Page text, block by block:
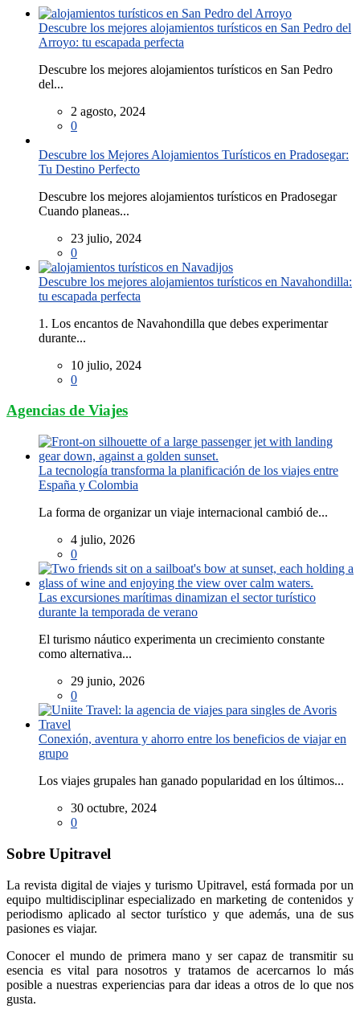
Descubre los mejores alojamientos turísticos en San Pedro del
Arroyo: tu escapada perfecta
Descubre los mejores alojamientos turísticos en San Pedro
del...
2 agosto, 2024
0
Descubre los Mejores Alojamientos Turísticos en Pradosegar:
Tu Destino Perfecto
Descubre los mejores alojamientos turísticos en Pradosegar
Cuando planeas...
23 julio, 2024
0
Descubre los mejores alojamientos turísticos en Navahondilla:
tu escapada perfecta
1. Los encantos de Navahondilla que debes experimentar
durante...
10 julio, 2024
0
Agencias de Viajes
La tecnología transforma la planificación de los viajes entre
España y Colombia
La forma de organizar un viaje internacional cambió de...
4 julio, 2026
0
Las excursiones marítimas dinamizan el sector turístico
durante la temporada de verano
El turismo náutico experimenta un crecimiento constante
como alternativa...
29 junio, 2026
0
Conexión, aventura y ahorro entre los beneficios de viajar en
grupo
Los viajes grupales han ganado popularidad en los últimos...
30 octubre, 2024
0
Sobre Upitravel
La revista digital de viajes y turismo Upitravel, está formada por un
equipo multidisciplinar especializado en marketing de contenidos y
periodismo aplicado al sector turístico y que además, una de sus
pasiones es viajar.
Conocer el mundo de primera mano y ser capaz de transmitir su
esencia es vital para nosotros y tratamos de acercarnos lo más
posible a nuestras experiencias para dar ideas a otros de lo que nos
gusta.